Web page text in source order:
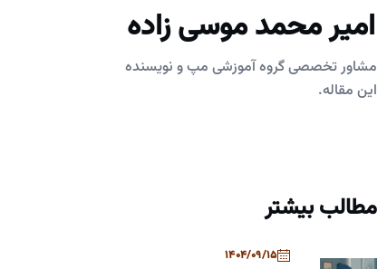
امیر محمد موسی زاده
مشاور تخصصی گروه آموزشی مپ و نویسنده
این مقاله.
مطالب بیشتر
1404/09/15